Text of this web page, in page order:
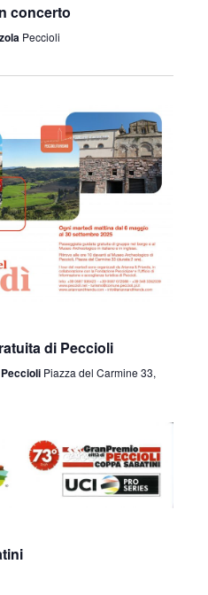
concerto
Peccioli
di Peccioli
Piazza del Carmine 33,